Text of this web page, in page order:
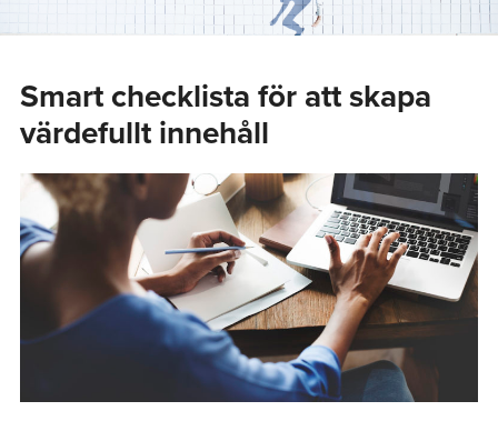
Smart checklista för att skapa
värdefullt innehåll